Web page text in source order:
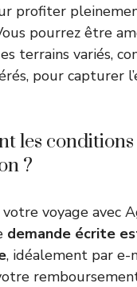
profiter
pourrez être
terrains variés,
pour capturer
les conditions
?
voyage avec
demande écrite
, idéalement par e-